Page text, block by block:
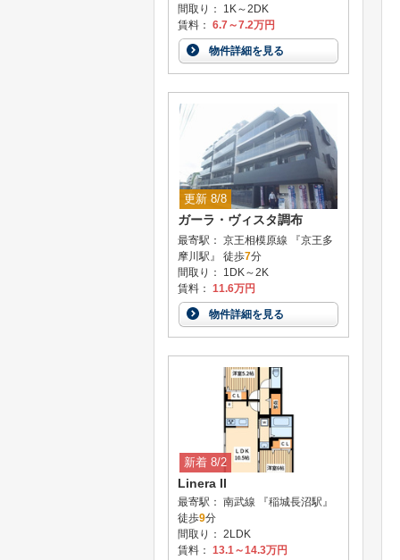
間取り： 1K～2DK
賃料： 6.7～7.2万円
物件詳細を見る
更新 8/8
ガーラ・ヴィスタ調布
最寄駅： 京王相模原線 『京王多
摩川駅』 徒歩7分
間取り： 1DK～2K
賃料： 11.6万円
物件詳細を見る
新着 8/2
Linera II
最寄駅： 南武線 『稲城長沼駅』
徒歩9分
間取り： 2LDK
賃料： 13.1～14.3万円